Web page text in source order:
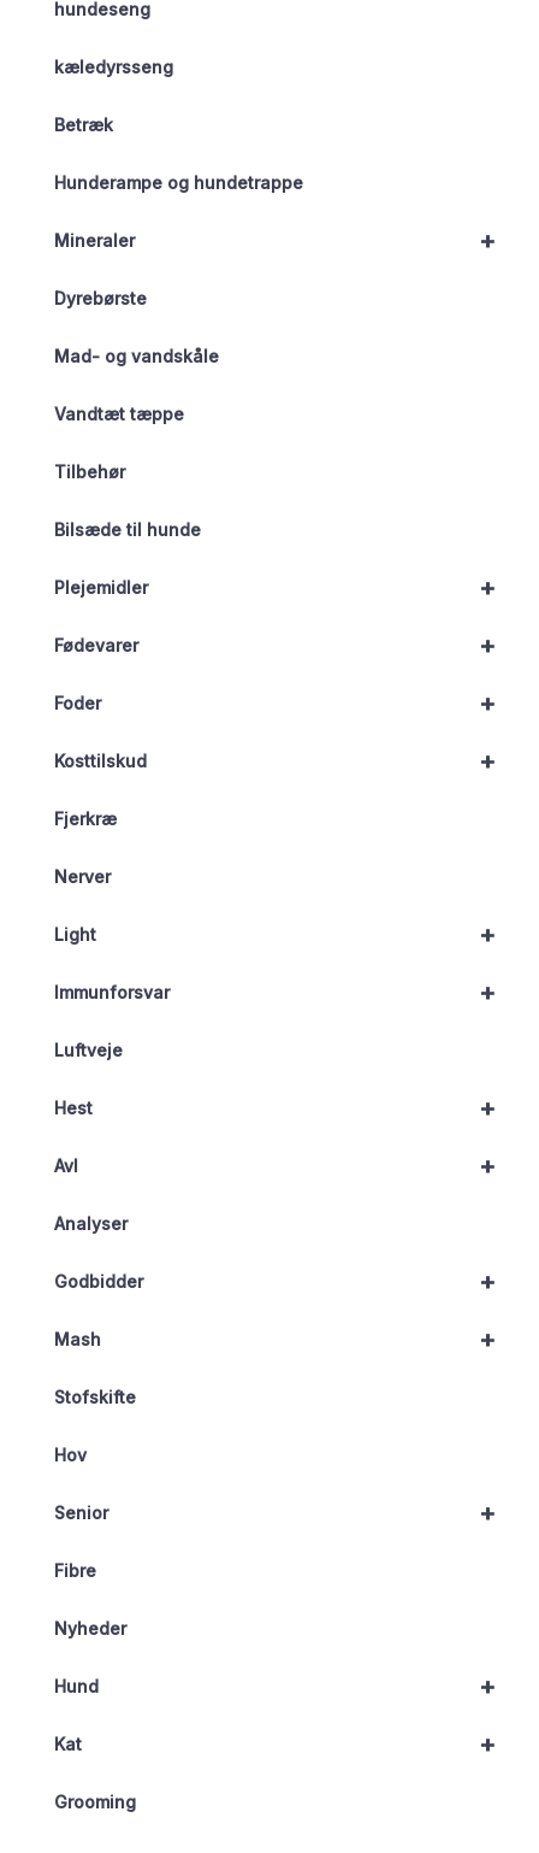
hundeseng
kæledyrsseng
Betræk
Hunderampe og hundetrappe
+
Mineraler
Dyrebørste
Mad- og vandskåle
Vandtæt tæppe
Tilbehør
Bilsæde til hunde
+
Plejemidler
+
Fødevarer
+
Foder
+
Kosttilskud
Fjerkræ
Nerver
+
Light
+
Immunforsvar
Luftveje
+
Hest
+
Avl
Analyser
+
Godbidder
+
Mash
Stofskifte
Hov
+
Senior
Fibre
Nyheder
+
Hund
+
Kat
Grooming